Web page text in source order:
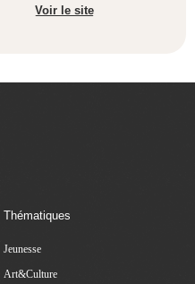
Voir le site
Thématiques
Jeunesse
Art&Culture